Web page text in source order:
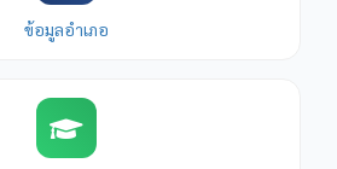
ข้อมูลอำเภอ